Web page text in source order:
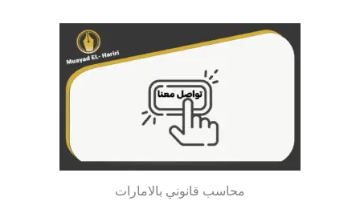
محاسب قانوني بالامارات